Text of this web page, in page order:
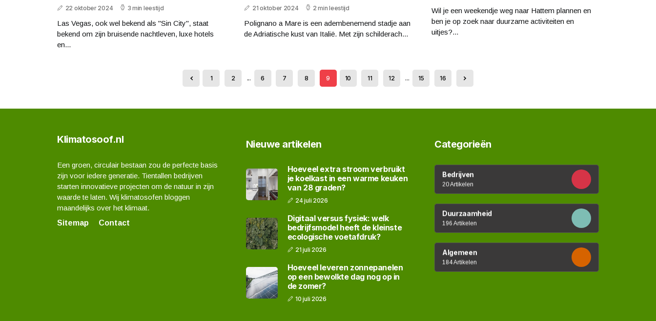
22 oktober 2024 3 min leestijd
Las Vegas, ook wel bekend als "Sin City", staat
bekend om zijn bruisende nachtleven, luxe hotels
en...
21 oktober 2024 2 min leestijd
Polignano a Mare is een adembenemend stadje aan
de Adriatische kust van Italië. Met zijn schilderach...
Wil je een weekendje weg naar Hattem plannen en
ben je op zoek naar duurzame activiteiten en
uitjes?...
1 2 ... 6 7 8 9 10 11 12 ... 15 16
Klimatosoof.nl
Een groen, circulair bestaan zou de perfecte basis
zijn voor iedere generatie. Tientallen bedrijven
starten innovatieve projecten om de natuur in zijn
waarde te laten. Wij klimatosofen bloggen
maandelijks over het klimaat.
Sitemap
Contact
Nieuwe artikelen
Hoeveel extra stroom verbruikt
je koelkast in een warme keuken
van 28 graden?
24 juli 2026
Digitaal versus fysiek: welk
bedrijfsmodel heeft de kleinste
ecologische voetafdruk?
21 juli 2026
Hoeveel leveren zonnepanelen
op een bewolkte dag nog op in
de zomer?
10 juli 2026
Categorieën
Bedrijven
20 Artikelen
Duurzaamheid
196 Artikelen
Algemeen
184 Artikelen